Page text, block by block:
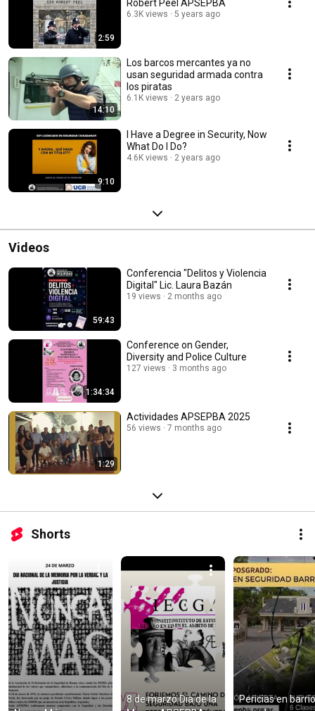
2:59
Robert Peel APSEPBA
6.3K views 5 years ago
14:10
Los barcos mercantes ya no
usan seguridad armada contra
los piratas
6.1K views 2 years ago
9:10
I Have a Degree in Security, Now
What Do I Do?
4.6K views 2 years ago
Videos
59:43
Conferencia "Delitos y Violencia
Digital" Lic. Laura Bazán
19 views 2 months ago
1:34:34
Conference on Gender,
Diversity and Police Culture
127 views 3 months ago
1:29
Actividades APSEPBA 2025
56 views 7 months ago
Shorts
8 de marzo Dia de la
Pericias en